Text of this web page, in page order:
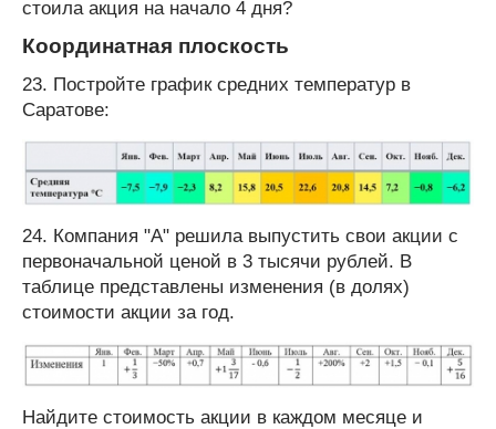
стоила акция на начало 4 дня?
Координатная плоскость
23. Постройте график средних температур в
Саратове:
24. Компания "А" решила выпустить свои акции с
первоначальной ценой в 3 тысячи рублей. В
таблице представлены изменения (в долях)
стоимости акции за год.
Найдите стоимость акции в каждом месяце и